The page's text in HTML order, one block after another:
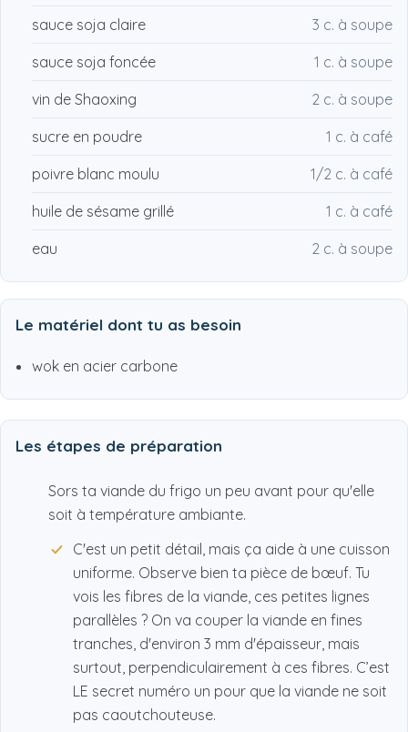
sauce soja claire 3 c. à soupe
sauce soja foncée 1 c. à soupe
vin de Shaoxing 2 c. à soupe
sucre en poudre 1 c. à café
poivre blanc moulu 1/2 c. à café
huile de sésame grillé 1 c. à café
eau 2 c. à soupe
Le matériel dont tu as besoin
wok en acier carbone
Les étapes de préparation
Sors ta viande du frigo un peu avant pour qu'elle
soit à température ambiante.
C'est un petit détail, mais ça aide à une cuisson
uniforme. Observe bien ta pièce de bœuf. Tu
vois les fibres de la viande, ces petites lignes
parallèles ? On va couper la viande en fines
tranches, d'environ 3 mm d'épaisseur, mais
surtout, perpendiculairement à ces fibres. C’est
LE secret numéro un pour que la viande ne soit
pas caoutchouteuse.